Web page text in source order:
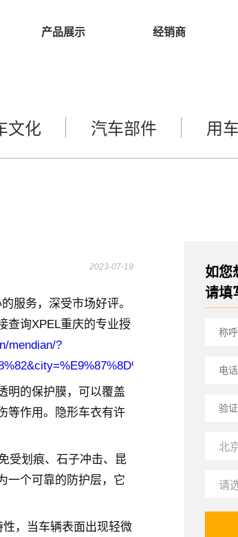
产品展示 经销商
文化 汽车部件 用
2023-07-19
服务，深受市场好评。
查询XPEL重庆的专业授
mendian/?
明的保护膜，可以覆盖
等作用。隐形车衣有许
受划痕、石子冲击、昆
一个可靠的防护层，它
，当车辆表面出现轻微
如您
请填